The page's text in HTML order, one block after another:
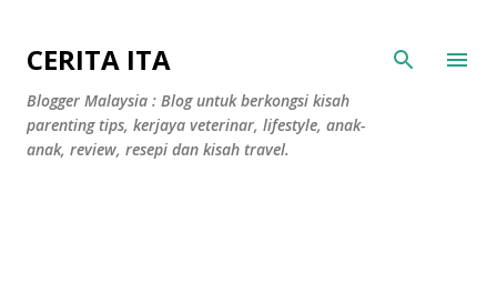
CERITA ITA
Blogger Malaysia : Blog untuk berkongsi kisah
parenting tips, kerjaya veterinar, lifestyle, anak-
anak, review, resepi dan kisah travel.